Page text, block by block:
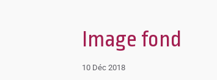
Image fond
10 Déc 2018